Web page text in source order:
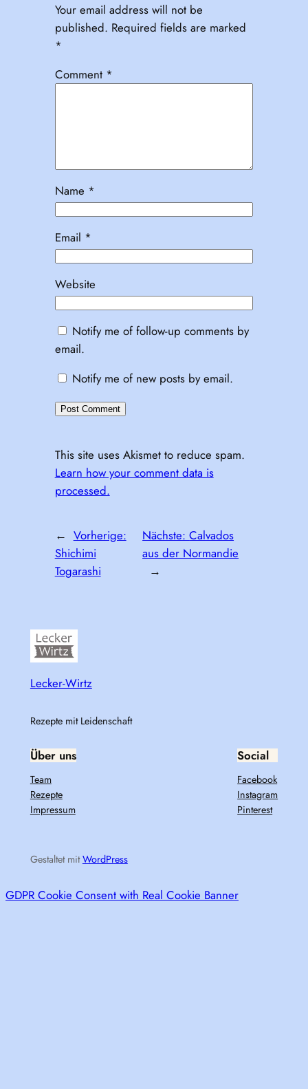
Your email address will not be
published. Required fields are marked
*
Comment *
Name *
Email *
Website
Notify me of follow-up comments by
email.
Notify me of new posts by email.
This site uses Akismet to reduce spam.
Learn how your comment data is
processed.
← Vorherige:
Shichimi
Togarashi
Nächste:Calvados
aus der Normandie
→
Lecker-Wirtz
Rezepte mit Leidenschaft
Über uns
Team
Rezepte
Impressum
Social
Facebook
Instagram
Pinterest
Gestaltet mitWordPress
GDPR Cookie Consent with Real Cookie Banner